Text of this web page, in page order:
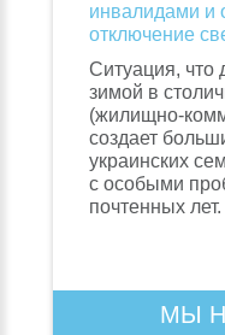
инвалидами и
отключение
Ситуация, что
зимой в
(жилищно-
создает
украинских
с особыми
почтенных
МЫ